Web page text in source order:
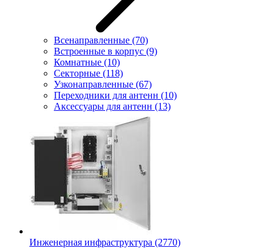
Всенаправленные (70)
Встроенные в корпус (9)
Комнатные (10)
Секторные (118)
Узконаправленные (67)
Переходники для антенн (10)
Аксессуары для антенн (13)
Инженерная инфраструктура (2770)